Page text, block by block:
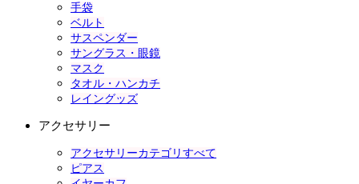
手袋
ベルト
サスペンダー
サングラス・眼鏡
マスク
タオル・ハンカチ
レイングッズ
アクセサリー
アクセサリーカテゴリすべて
ピアス